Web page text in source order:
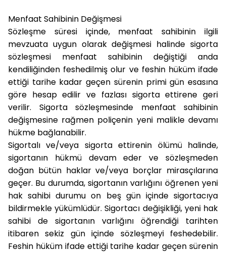
Menfaat Sahibinin Değişmesi
Sözleşme süresi içinde, menfaat sahibinin ilgili
mevzuata uygun olarak değişmesi halinde sigorta
sözleşmesi menfaat sahibinin değiştiği anda
kendiliğinden feshedilmiş olur ve feshin hüküm ifade
ettiği tarihe kadar geçen sürenin primi gün esasına
göre hesap edilir ve fazlası sigorta ettirene geri
verilir. Sigorta sözleşmesinde menfaat sahibinin
değişmesine rağmen poliçenin yeni malikle devamı
hükme bağlanabilir.
Sigortalı ve/veya sigorta ettirenin ölümü halinde,
sigortanın hükmü devam eder ve sözleşmeden
doğan bütün haklar ve/veya borçlar mirasçılarına
geçer. Bu durumda, sigortanın varlığını öğrenen yeni
hak sahibi durumu on beş gün içinde sigortacıya
bildirmekle yükümlüdür. Sigortacı değişikliği, yeni hak
sahibi de sigortanın varlığını öğrendiği tarihten
itibaren sekiz gün içinde sözleşmeyi feshedebilir.
Feshin hüküm ifade ettiği tarihe kadar geçen sürenin